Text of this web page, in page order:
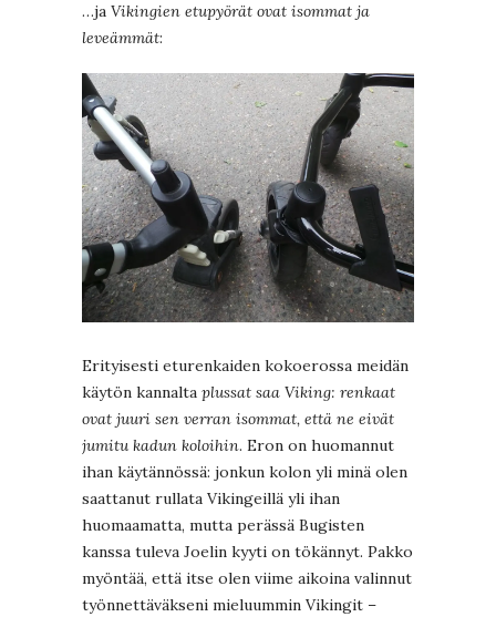
…ja Vikingien etupyörät ovat isommat ja
leveämmät:
Erityisesti eturenkaiden kokoerossa meidän
käytön kannalta plussat saa Viking: renkaat
ovat juuri sen verran isommat, että ne eivät
jumitu kadun koloihin. Eron on huomannut
ihan käytännössä: jonkun kolon yli minä olen
saattanut rullata Vikingeillä yli ihan
huomaamatta, mutta perässä Bugisten
kanssa tuleva Joelin kyyti on tökännyt. Pakko
myöntää, että itse olen viime aikoina valinnut
työnnettäväkseni mieluummin Vikingit –